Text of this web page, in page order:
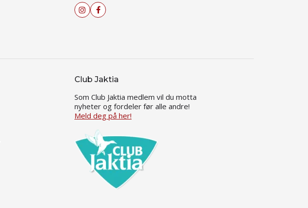
Club Jaktia
Som Club Jaktia medlem vil du motta
nyheter og fordeler før alle andre!
Meld deg på her!